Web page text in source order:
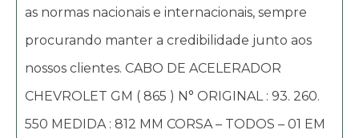
as normas nacionais e internacionais, sempre
procurando manter a credibilidade junto aos
nossos clientes. CABO DE ACELERADOR
CHEVROLET GM ( 865 ) N° ORIGINAL : 93. 260.
550 MEDIDA : 812 MM CORSA – TODOS – 01 EM